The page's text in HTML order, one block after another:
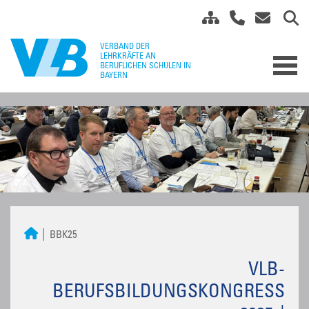
BBK25
VLB-
BERUFSBILDUNGSKONGRESS